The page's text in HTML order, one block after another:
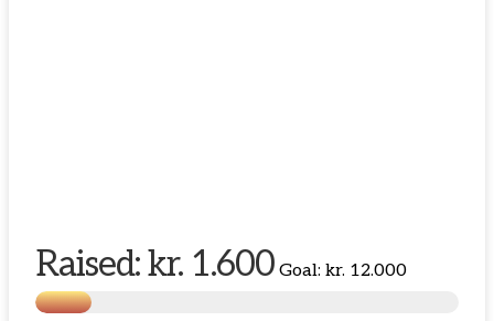
Raised:kr. 1.600 Goal: kr. 12.000